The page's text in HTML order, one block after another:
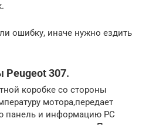
ошибку, иначе нужно ездить
Peugeot 307.
коробке со стороны
мотора,передает
панель и информацию PC